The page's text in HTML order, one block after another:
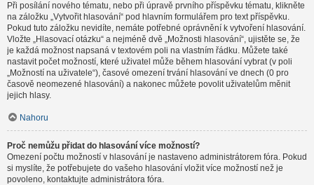
Při posílání nového tématu, nebo při úpravě prvního příspěvku tématu, klikněte
na záložku „Vytvořit hlasování“ pod hlavním formulářem pro text příspěvku.
Pokud tuto záložku nevidíte, nemáte potřebné oprávnění k vytvoření hlasování.
Vložte „Hlasovací otázku“ a nejméně dvě „Možnosti hlasování“, ujistěte se, že
je každá možnost napsaná v textovém poli na vlastním řádku. Můžete také
nastavit počet možností, které uživatel může během hlasování vybrat (v poli
„Možností na uživatele“), časové omezení trvání hlasování ve dnech (0 pro
časově neomezené hlasování) a nakonec můžete povolit uživatelům měnit
jejich hlasy.
Nahoru
Proč nemůžu přidat do hlasování více možností?
Omezení počtu možností v hlasování je nastaveno administrátorem fóra. Pokud
si myslíte, že potřebujete do vašeho hlasování vložit více možností než je
povoleno, kontaktujte administrátora fóra.